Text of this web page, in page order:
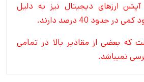
ارزهای دیجیتال نیز به دلیل
حدود 40 درصد دارند.
که بعضی از مقادیر بالا در تمامی
نمیباشد.